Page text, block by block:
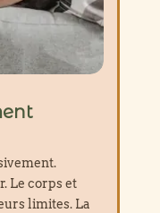
Le corps et
limites. La